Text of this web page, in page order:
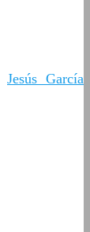
Jesús García